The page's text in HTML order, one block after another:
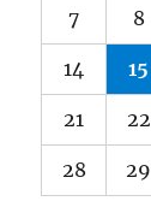
7 8
14 15
21 22
28 29